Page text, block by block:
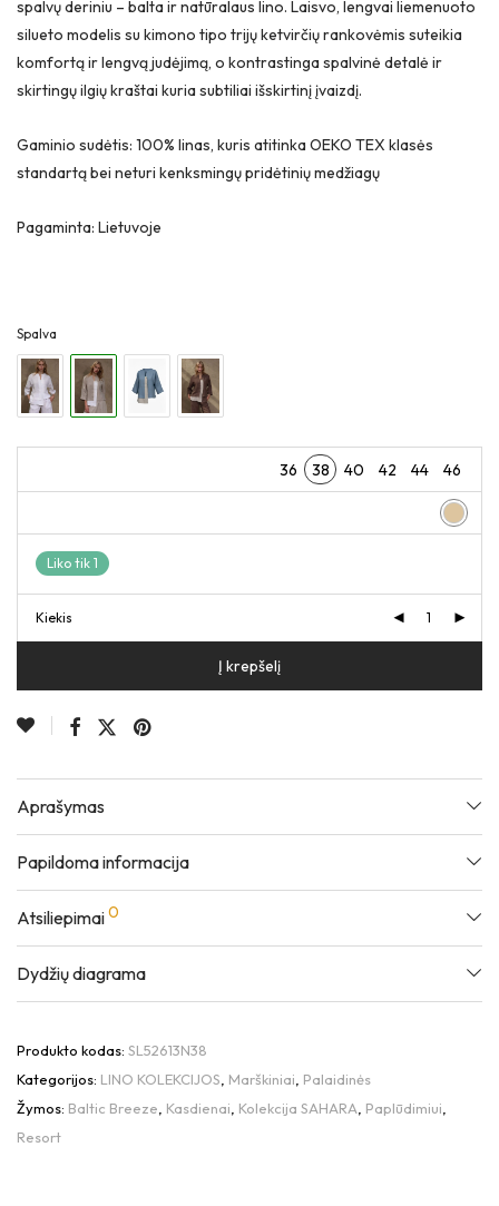
spalvų deriniu – balta ir natūralaus lino. Laisvo, lengvai liemenuoto
silueto modelis su kimono tipo trijų ketvirčių rankovėmis suteikia
komfortą ir lengvą judėjimą, o kontrastinga spalvinė detalė ir
skirtingų ilgių kraštai kuria subtiliai išskirtinį įvaizdį.
Gaminio sudėtis: 100% linas, kuris atitinka OEKO TEX klasės
standartą bei neturi kenksmingų pridėtinių medžiagų
Pagaminta: Lietuvoje
Spalva
36 38 40 42 44 46
Liko tik 1
Kiekis
Į krepšelį
Aprašymas
Papildoma informacija
Atsiliepimai0
Dydžių diagrama
Produkto kodas: SL52613N38
Kategorijos: LINO KOLEKCIJOS, Marškiniai, Palaidinės
Žymos: Baltic Breeze, Kasdienai, Kolekcija SAHARA, Paplūdimiui,
Resort